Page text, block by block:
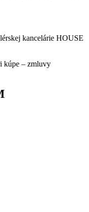
kancelárie HOUSE
– zmluvy